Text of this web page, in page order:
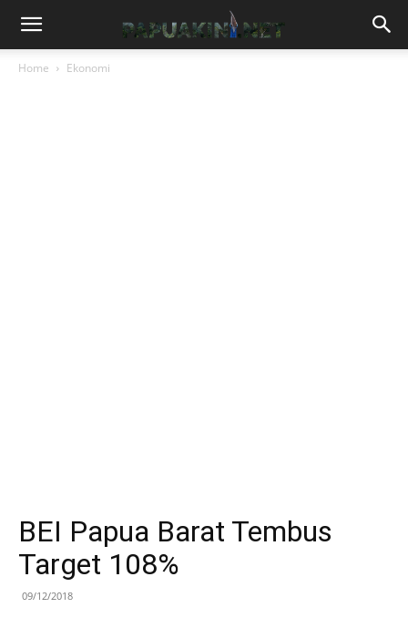
Home Ekonomi
BEI Papua Barat Tembus
Target 108%
09/12/2018